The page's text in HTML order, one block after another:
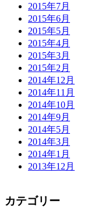
2015年7月
2015年6月
2015年5月
2015年4月
2015年3月
2015年2月
2014年12月
2014年11月
2014年10月
2014年9月
2014年5月
2014年3月
2014年1月
2013年12月
カテゴリー